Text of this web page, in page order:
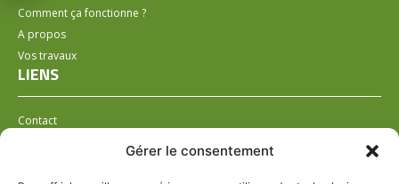
Gérer le consentement
Comment ça fonctionne ?
A propos
Vos travaux
LIENS
Contact